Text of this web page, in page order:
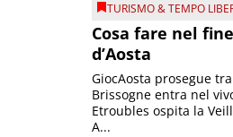
TURISMO & TEMPO
Cosa fare nel
d’Aosta
GiocAosta prosegue
Brissogne entra nel
Etroubles ospita la
A...